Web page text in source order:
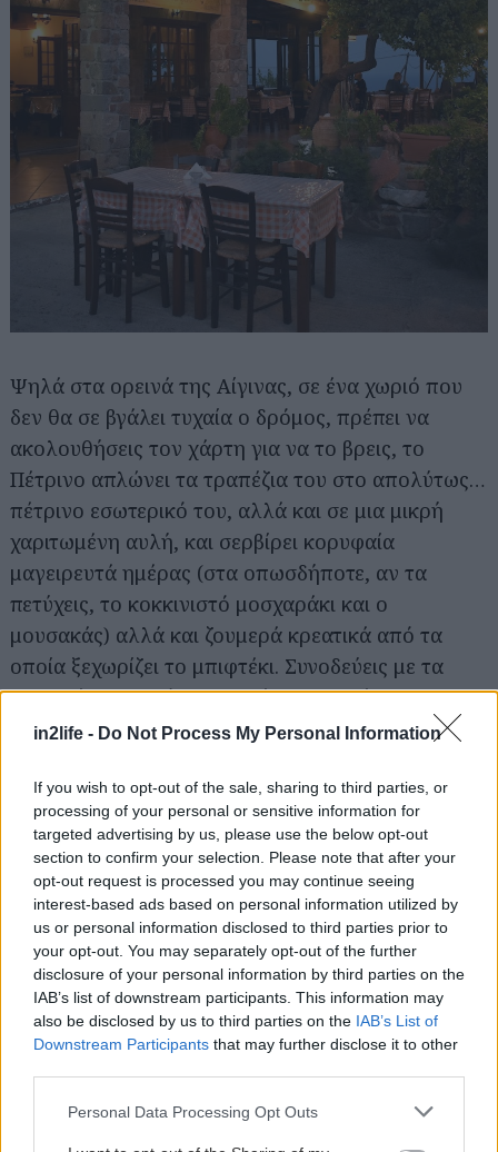
in2life - Do Not Process My Personal Information
If you wish to opt-out of the sale, sharing to third parties, or
processing of your personal or sensitive information for
targeted advertising by us, please use the below opt-out
section to confirm your selection. Please note that after your
opt-out request is processed you may continue seeing
interest-based ads based on personal information utilized by
us or personal information disclosed to third parties prior to
your opt-out. You may separately opt-out of the further
disclosure of your personal information by third parties on the
IAB’s list of downstream participants. This information may
also be disclosed by us to third parties on the IAB’s List of
Downstream Participants that may further disclose it to other
Please note that this website/app uses one or more Google
Personal Data Processing Opt Outs
Ψηλά στα ορεινά της Αίγινας, σε ένα χωριό που
δεν θα σε βγάλει τυχαία ο δρόμος, πρέπει να
ακολουθήσεις τον χάρτη για να το βρεις, το
Πέτρινο απλώνει τα τραπέζια του στο απολύτως…
πέτρινο εσωτερικό του, αλλά και σε μια μικρή
χαριτωμένη αυλή, και σερβίρει κορυφαία
μαγειρευτά ημέρας (στα οπωσδήποτε, αν τα
πετύχεις, το κοκκινιστό μοσχαράκι και ο
μουσακάς) αλλά και ζουμερά κρεατικά από τα
οποία ξεχωρίζει το μπιφτέκι. Συνοδεύεις με τα
κλασικά παρελκόμενα, φρέσκιες σαλάτες,
κομμένες στο χέρι πατάτες, τζατζίκι και κρασί, και
Στον ΝΟΑ στο λιμάνι
Χάρτης εδώ
Αναζήτηση
για...